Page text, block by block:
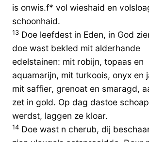
is onwis.f* vol wieshaid en
schoonhaid.
13 Doe leefdest in Eden, in God
doe wast bekled mit alderhande
edelstainen: mit robijn, topaas en
aquamarijn, mit turkoois, onyx en
mit saffier, grenoat en smaragd,
zet in gold. Op dag dastoe
werdst, laggen ze kloar.
14 Doe wast n cherub, dij